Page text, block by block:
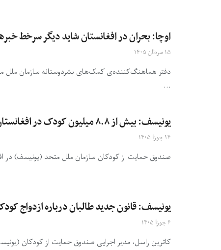
اوچا: بحران در افغانستان شاید دیگر سرخط
۱۵ سرطان ۱۴۰۵
دفتر هماهنگ‌کننده‌‌ی کمک‌های بشردوستانه سازمان ملل
...
یونیسف: بیش از ۸.۸ میلیون کودک در افغانستان در معرض حداقل سه نوع خطر اقلیمی قرار دارند
۲۶ جوزا ۱۴۰۵
صندوق حمایت از کودکان سازمان ملل متحد (یونیسف) در
یونیسف: قانون جدید طالبان درباره ازدواج
۶ جوزا ۱۴۰۵
کاترین راسل، مدیر اجرایی صندوق حمایت از کودکان